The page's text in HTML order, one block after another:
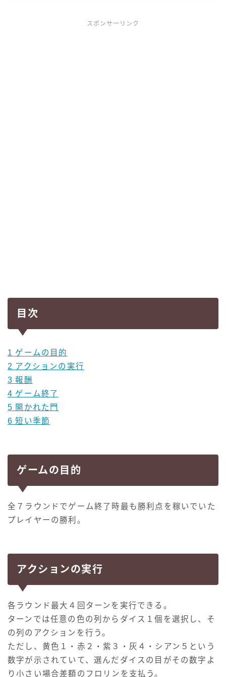
スポンサーリンク
目次
1 ゲームの目的
2 アクションの実行
3 報酬
4 ゲーム終了
5 開かれた門
6 短い季節
ゲームの目的
全７ラウンドでゲーム終了時最も勝利点を稼いでいた
プレイヤーの勝利。
アクションの実行
各ラウンド最大４回ターンを実行できる。
ターンでは任意の色の列からダイス１個を選択し、そ
の列のアクションを行う。
ただし、黄色１・赤２・紫３・灰４・シアン５という
数字が示されていて、選んだダイスの目がその数字よ
り小さい場合差額のフロリンを支払う。